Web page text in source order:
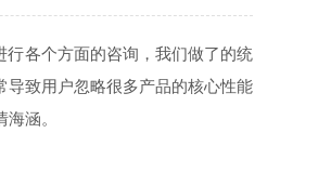
各个方面的咨询，我们做了的统
致用户忽略很多产品的核心性能
涵。